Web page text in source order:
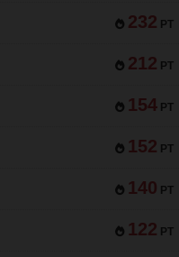
232 PT
212 PT
154 PT
152 PT
140 PT
122 PT